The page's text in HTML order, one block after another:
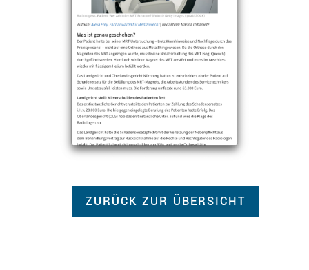
ZURÜCK ZUR ÜBERSICHT